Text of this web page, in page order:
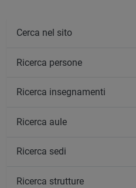
Cerca nel sito
Ricerca persone
Ricerca insegnamenti
Ricerca aule
Ricerca sedi
Ricerca strutture